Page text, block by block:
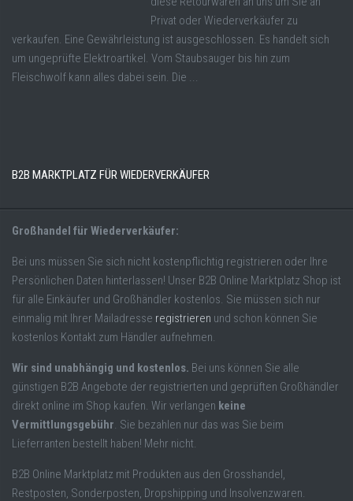
Privat oder Wiederverkäufer zu
verkaufen. Eine Gewährleistung ist ausgeschlossen. Es handelt sich
um ungeprüfte Elektroartikel. Vom Staubsauger bis hin zum
Fleischwolf kann alles dabei sein. Die ...
B2B MARKTPLATZ FÜR WIEDERVERKÄUFER
Großhandel für Wiederverkäufer:
Bei uns müssen Sie sich nicht kostenpflichtig registrieren oder Ihre
Persönlichen Daten hinterlassen! Unser B2B Online Marktplatz Shop ist
für alle Einkäufer und Großhändler kostenlos. Sie müssen sich nur
einmalig mit Ihrer Mailadresse registrieren und schon können Sie
kostenlos Kontakt zum Händler aufnehmen.
Wir sind unabhängig und kostenlos. Bei uns können Sie alle
günstigen B2B Angebote der registrierten und geprüften Großhändler
direkt online im Shop kaufen. Wir verlangen keine
Vermittlungsgebühr. Sie bezahlen nur das was Sie beim
Lieferranten bestellt haben! Mehr nicht.
B2B Online Marktplatz mit Produkten aus den Grosshandel,
Restposten, Sonderposten, Dropshipping und Insolvenzwaren.